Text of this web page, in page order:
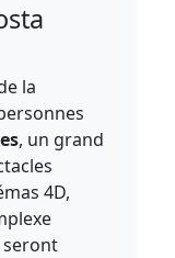
la
, un grand
4D,
seront